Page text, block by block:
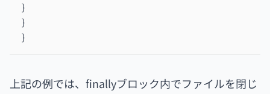
}
}
}
上記の例では、finallyブロック内でファイルを閉じ